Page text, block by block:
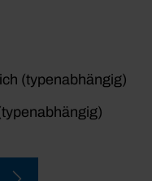
(typenabhängig)